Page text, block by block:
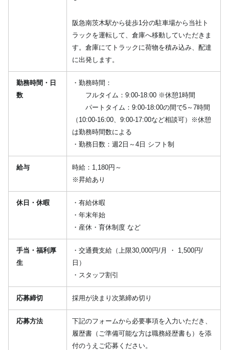
阪急南茨木駅から徒歩1分の駐車場から当社ト
ラックを運転して、倉庫へ移動していただきま
す。倉庫にてトラックに荷物を積み込み、配達
に出発します。
勤務時間・日
数
・勤務時間：
フルタイム：9:00-18:00 ※休憩1時間
パートタイム：9:00-18:00の間で5～7時間
（10:00-16:00、9:00-17:00など相談可）※休憩
は勤務時間数による
・勤務日数：週2日～4日 シフト制
給与
時給：1,180円～
※昇給あり
休日・休暇
・有給休暇
・年末年始
・産休・育休制度 など
手当・福利厚
生
・交通費支給（上限30,000円/月 ・ 1,500円/
日）
・スタッフ割引
応募締切 採用が決まり次第締め切り
応募方法
下記のフォームから必要事項を入力いただき、
履歴書（ご準備可能な方は職務経歴書も）を添
付のうえご応募ください。